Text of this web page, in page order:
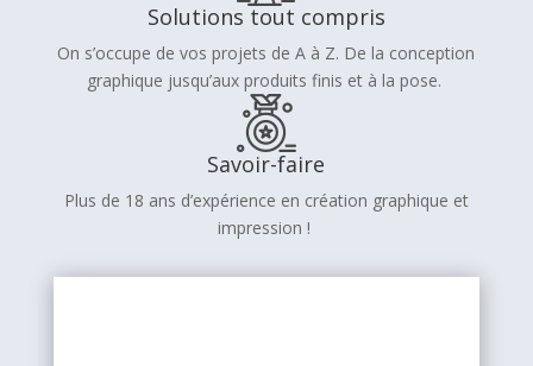
Solutions tout compris
On s’occupe de vos projets de A à Z. De la conception
graphique jusqu’aux produits finis et à la pose.
Savoir-faire
Plus de 18 ans d’expérience en création graphique et
impression !